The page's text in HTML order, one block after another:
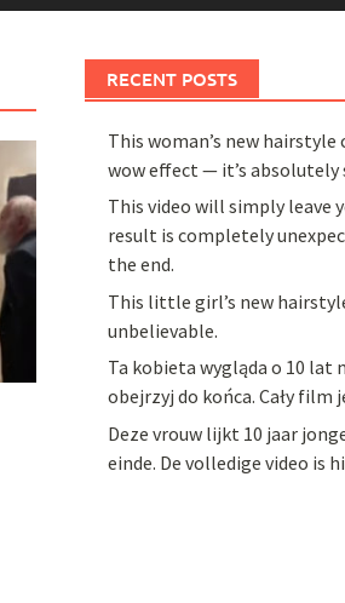
RECENT POSTS
This woman’s new hairstyle
wow effect — it’s absolutely
This video will simply leave
result is completely
the end.
This little girl’s new
unbelievable.
Ta kobieta wygląda o 10 lat
obejrzyj do końca. Cały film
Deze vrouw lijkt 10 jaar
einde. De volledige video is